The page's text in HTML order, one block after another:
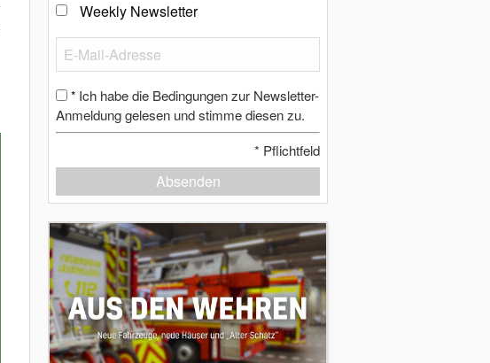
Weekly Newsletter
* Ich habe die Bedingungen zur Newsletter-
Anmeldung gelesen und stimme diesen zu.
* Pflichtfeld
Absenden